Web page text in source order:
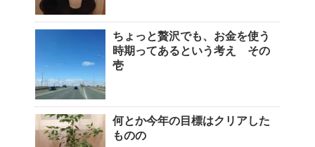
ちょっと贅沢でも、お金を使う
時期ってあるという考え その
壱
何とか今年の目標はクリアした
ものの